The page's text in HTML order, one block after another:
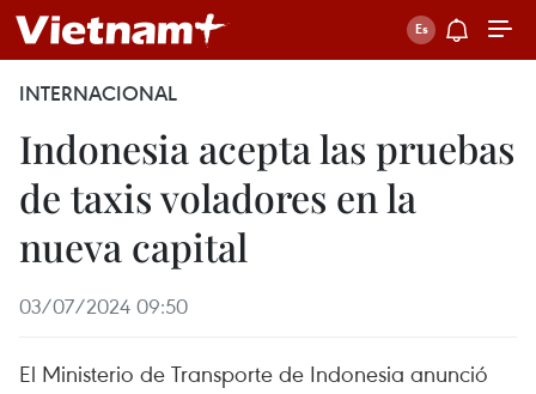
INTERNACIONAL
Indonesia acepta las pruebas
de taxis voladores en la
nueva capital
03/07/2024 09:50
El Ministerio de Transporte de Indonesia anunció